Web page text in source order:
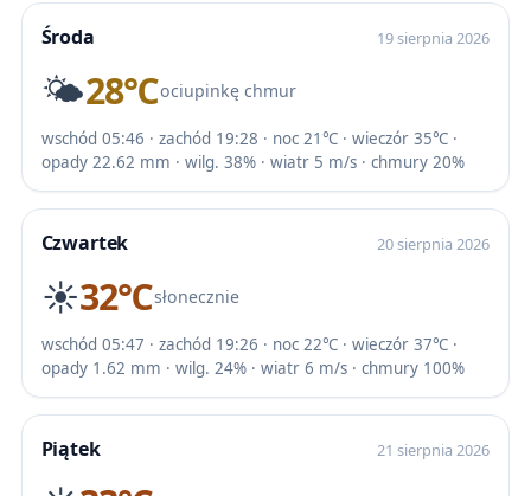
Środa 19 sierpnia 2026
🌤️28℃ociupinkę chmur
wschód 05:46 · zachód 19:28 · noc 21℃ · wieczór 35℃ ·
opady 22.62 mm · wilg. 38% · wiatr 5 m/s · chmury 20%
Czwartek 20 sierpnia 2026
☀️32℃słonecznie
wschód 05:47 · zachód 19:26 · noc 22℃ · wieczór 37℃ ·
opady 1.62 mm · wilg. 24% · wiatr 6 m/s · chmury 100%
Piątek 21 sierpnia 2026